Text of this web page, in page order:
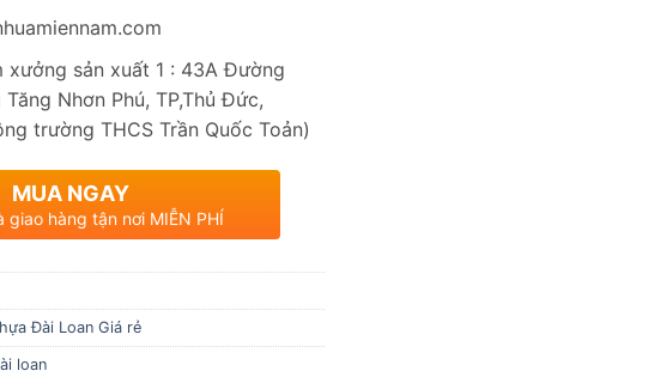
xưởng sản xuất 1 : 43A Đường
Nhơn Phú, TP,Thủ Đức,
trường THCS Trần Quốc Toản)
MUA NGAY
giao hàng tận nơi MIỄN PHÍ
Đài Loan Giá rẻ
loan